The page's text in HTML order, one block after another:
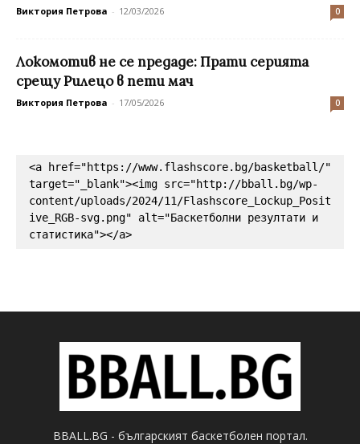
Виктория Петрова - 12/03/2026 0
Локомотив не се предаде: Прати серията
срещу Рилецо в пети мач
Виктория Петрова - 17/05/2026 0
<a href="https://www.flashscore.bg/basketball/"
target="_blank"><img src="http://bball.bg/wp-
content/uploads/2024/11/Flashscore_Lockup_Posit
ive_RGB-svg.png" alt="Баскетболни резултати и
статистика"></a>
BBALL.BG - българският баскетболен портал.